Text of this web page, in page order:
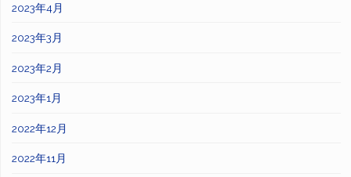
2023年4月
2023年3月
2023年2月
2023年1月
2022年12月
2022年11月